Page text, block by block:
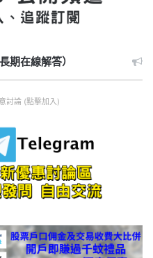
在線解答）
討論 (點擊加入)